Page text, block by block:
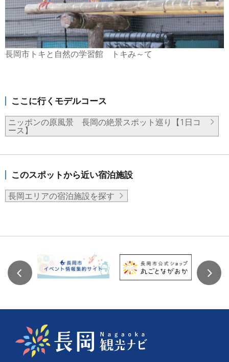
長岡市トキと自然の学習館 トキみ～て
ここに行くモデルコース
ニッポンの原風景 長岡の絶景スポット巡り【1日コ
ース】
このスポットから近い宿泊施設
長岡エリアの宿泊施設を探す